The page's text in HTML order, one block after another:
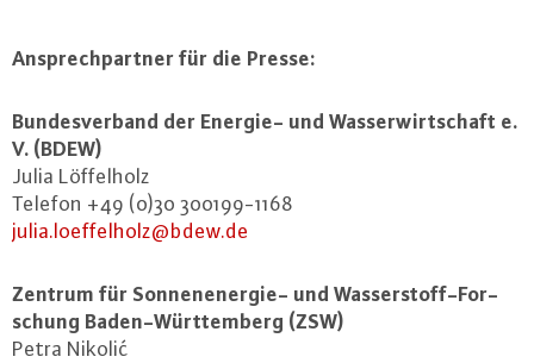
An­sprech­part­ner für die Presse:
Bun­des­ver­band der Energie- und Was­ser­wirt­schaft e.
V. (BDEW)
Julia Löf­fel­holz
Telefon +49 (0)30 300199-1168
julia.​loeffelholz@​bdew.​de
Zentrum für Son­nen­en­er­gie- und Was­ser­stoff-For­
schung Ba­den-Würt­tem­berg (ZSW)
Petra Nikolić